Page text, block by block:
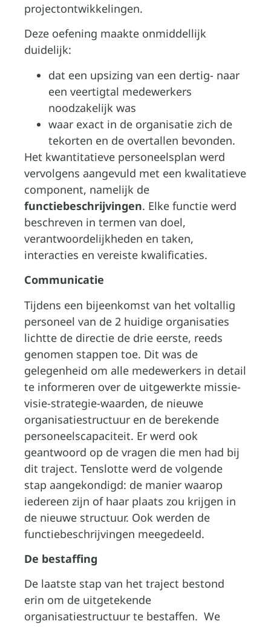
projectontwikkelingen.
Deze oefening maakte onmiddellijk
duidelijk:
dat een upsizing van een dertig- naar
een veertigtal medewerkers
noodzakelijk was
waar exact in de organisatie zich de
tekorten en de overtallen bevonden.
Het kwantitatieve personeelsplan werd
vervolgens aangevuld met een kwalitatieve
component, namelijk de
functiebeschrijvingen. Elke functie werd
beschreven in termen van doel,
verantwoordelijkheden en taken,
interacties en vereiste kwalificaties.
Communicatie
Tijdens een bijeenkomst van het voltallig
personeel van de 2 huidige organisaties
lichtte de directie de drie eerste, reeds
genomen stappen toe. Dit was de
gelegenheid om alle medewerkers in detail
te informeren over de uitgewerkte missie-
visie-strategie-waarden, de nieuwe
organisatiestructuur en de berekende
personeelscapaciteit. Er werd ook
geantwoord op de vragen die men had bij
dit traject. Tenslotte werd de volgende
stap aangekondigd: de manier waarop
iedereen zijn of haar plaats zou krijgen in
de nieuwe structuur. Ook werden de
functiebeschrijvingen meegedeeld.
De bestaffing
De laatste stap van het traject bestond
erin om de uitgetekende
organisatiestructuur te bestaffen. We